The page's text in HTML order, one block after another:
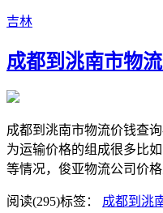
吉林
成都到洮南市物
成都到洮南市物流价钱查
为运输价格的组成很多比
等情况，俊亚物流公司价
阅读(295)标签： 成都到洮